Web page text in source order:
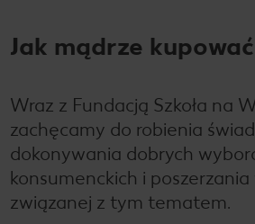
Jak mądrze
Wraz z Fundacją Szkoła na
zachęcamy do robienia
dokonywania dobrych
konsumenckich i
związanej z tym tematem.